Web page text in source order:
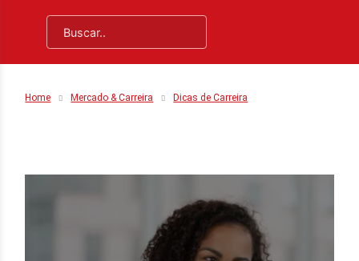
Home Mercado & Carreira Dicas de Carreira